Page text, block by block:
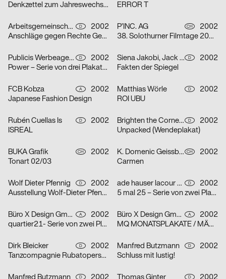
Denkzettel zum Jahreswechsel: Letztes Abendmahl / Ohne Ausnahme / o. T. – Serie von drei Plakaten
ERROR T
Arbeitsgemeinschaft für visuelle und verbale Kommunikation Uwe Loesch D
2002
Anschläge gegen Rechte Gewalt
P’INC. AG CH
2002
38. Solothurner Filmtage 2003 – Serie von zwei Plakaten
Publicis Werbeagentur GmbH D
2002
Power – Serie von drei Plakaten
Siena Jakobi, Jack Kraska, Niels Verhaag D
2002
Fakten der Spiegel
FCB Kobza A
2002
Japanese Fashion Design
Matthias Wörle D
2002
ROI UBU
Rubén Cuellas Is D
2002
ISREAL
Brighten the Corners Studio for Design D
2002
Unpacked (Wendeplakat)
BUKA Grafik CH
2002
Tonart 02/03
K. Domenic Geissbühler CH
2002
Carmen
Wolf Dieter Pfennig D
2002
Ausstellung Wolf-Dieter Pfennig in der Galerie Sillack Dresden
ade hauser lacour kommunikationsgestaltung gmbh D
2002
5 mal 25 – Serie von zwei Plakaten
Büro X Design GmbH A
2002
quartier21- Serie von zwei Plakaten
Büro X Design GmbH A
2002
MQ MONATSPLAKATE / MÄRZ 2002 – Serie von zwei Plakaten
Dirk Bleicker D
2002
Tanzcompagnie Rubatoperson to person Premiere
Manfred Butzmann D
2002
Schluss mit lustig!
D D